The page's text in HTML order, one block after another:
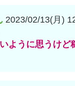
2023/02/13(月)
ように思うけど